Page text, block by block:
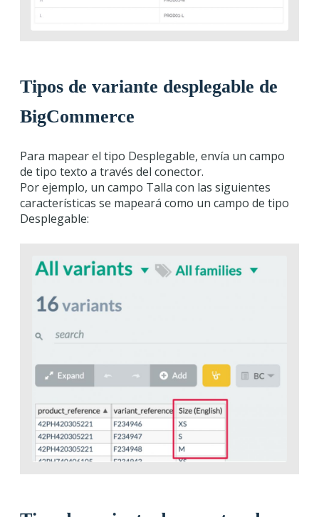
Tipos de variante desplegable de
BigCommerce
Para mapear el tipo Desplegable, envía un campo
de tipo texto a través del conector.
Por ejemplo, un campo Talla con las siguientes
características se mapeará como un campo de tipo
Desplegable: